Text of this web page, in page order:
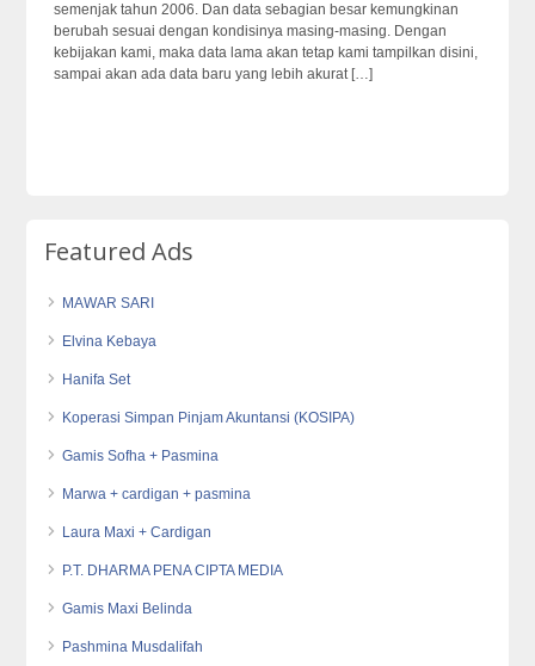
semenjak tahun 2006. Dan data sebagian besar kemungkinan
berubah sesuai dengan kondisinya masing-masing. Dengan
kebijakan kami, maka data lama akan tetap kami tampilkan disini,
sampai akan ada data baru yang lebih akurat […]
Featured Ads
MAWAR SARI
Elvina Kebaya
Hanifa Set
Koperasi Simpan Pinjam Akuntansi (KOSIPA)
Gamis Sofha + Pasmina
Marwa + cardigan + pasmina
Laura Maxi + Cardigan
P.T. DHARMA PENA CIPTA MEDIA
Gamis Maxi Belinda
Pashmina Musdalifah